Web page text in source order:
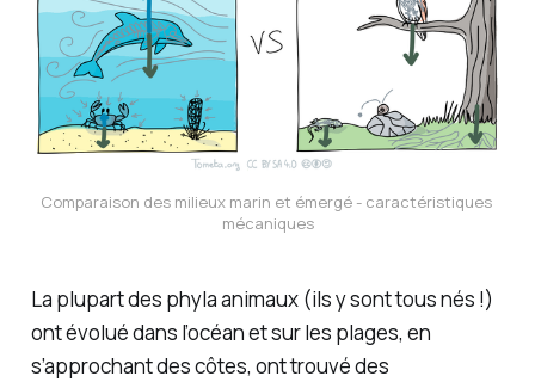
Comparaison des milieux marin et émergé - caractéristiques
mécaniques
La plupart des phyla animaux (ils y sont tous nés !)
ont évolué dans l’océan et sur les plages, en
s’approchant des côtes, ont trouvé des